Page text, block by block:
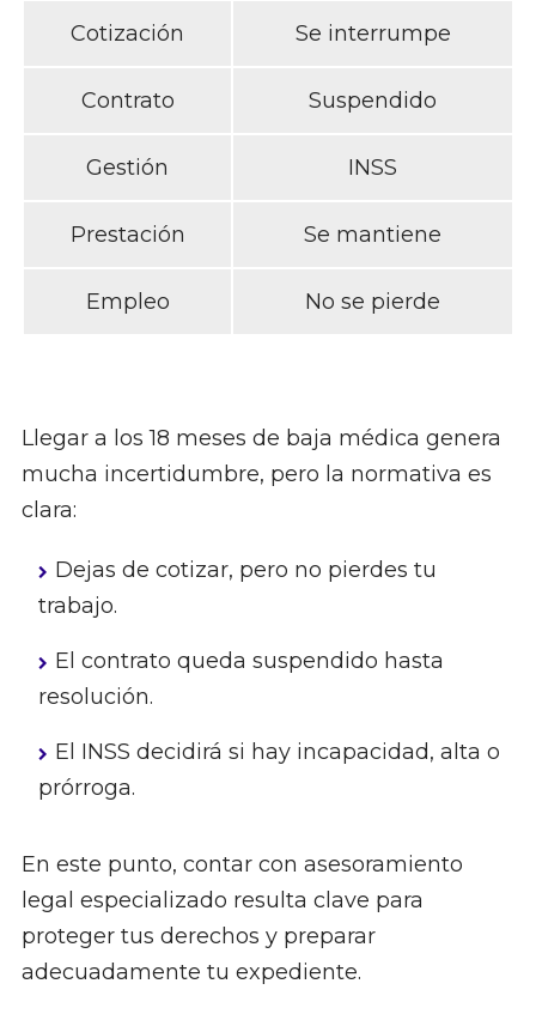
Cotización Se interrumpe
Contrato Suspendido
Gestión INSS
Prestación Se mantiene
Empleo No se pierde
Llegar a los 18 meses de baja médica genera
mucha incertidumbre, pero la normativa es
clara:
Dejas de cotizar, pero no pierdes tu
trabajo.
El contrato queda suspendido hasta
resolución.
El INSS decidirá si hay incapacidad, alta o
prórroga.
En este punto, contar con asesoramiento
legal especializado resulta clave para
proteger tus derechos y preparar
adecuadamente tu expediente.